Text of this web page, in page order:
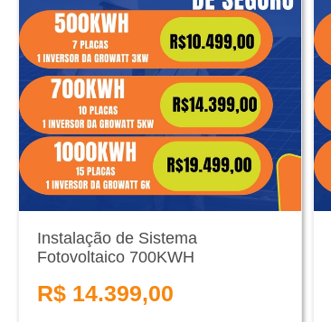
Instalação de Sistema
Fotovoltaico 700KWH
R$ 14.399,00